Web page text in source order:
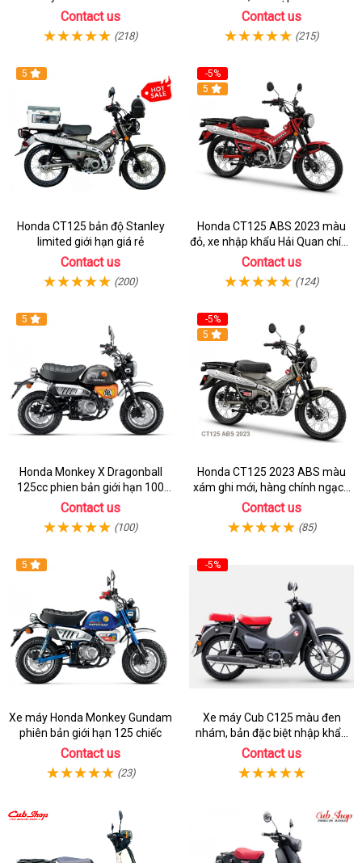
Chất
Contact us
(218)
bán online giá rẻ
Contact us
(215)
5
Honda CT125 bản độ Stanley
limited giới hạn giá rẻ
Contact us
(200)
-5%
5
Honda CT125 ABS 2023 màu
đỏ, xe nhập khẩu Hải Quan chính
ngạch
Contact us
(124)
5
Honda Monkey X Dragonball
125cc phien bản giới hạn 100
chiếc từ 2 ký ức huyền thoại
Contact us
(100)
-5%
5
Honda CT125 2023 ABS màu
xám ghi mới, hàng chính ngạch
giá tốt nhất thị trường
Contact us
(85)
5
Xe máy Honda Monkey Gundam
phiên bản giới hạn 125 chiếc
Contact us
(23)
-5%
Xe máy Cub C125 màu đen
nhám, bản đặc biệt nhập khẩu
Thái lan
Contact us